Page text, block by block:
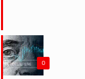
0